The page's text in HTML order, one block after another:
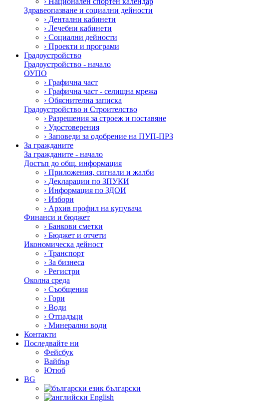
Здравеопазване и социални дейности
› Дентални кабинети
› Лечебни кабинети
› Социални дейности
› Проекти и програми
Градоустройство
Градоустройство - начало
ОУПО
› Графична част
› Графична част - селищна мрежа
› Обяснителна записка
Градоустройство и Строителство
› Разрешения за строеж и поставяне
› Удостоверения
› Заповеди за одобрение на ПУП-ПРЗ
За гражданите
За гражданите - начало
Достъп до общ. информация
› Приложения, сигнали и жалби
› Декларации по ЗПУКИ
› Информация по ЗДОИ
› Избори
› Архив профил на купувача
Финанси и бюджет
› Банкови сметки
› Бюджет и отчети
Икономическа дейност
› Транспорт
› За бизнеса
› Регистри
Околна среда
› Съобщения
› Гори
› Води
› Отпадъци
› Минерални води
Контакти
Последвайте ни
Фейсбук
Вайбър
Ютюб
BG
български
English